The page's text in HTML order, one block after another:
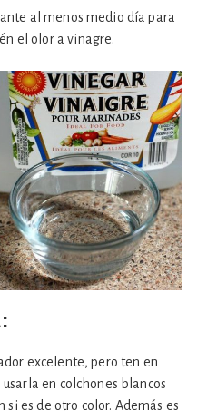
al menos medio día para
el olor a vinagre.
excelente, pero ten en
en colchones blancos
es de otro color. Además es